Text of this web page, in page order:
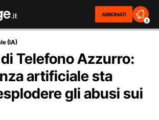
ABBONATI
2
(IA)
di Telefono Azzurro:
artificiale sta
gli abusi sui